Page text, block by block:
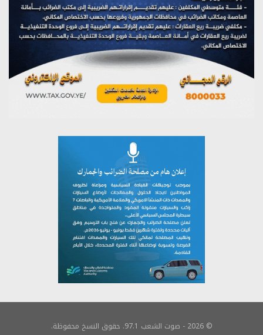
مؤتمر صحفي لمركز عين الإنسانية حول جرائم تحالف العدوان
على اليمن
يوليو 27, 2026
© 2026 - صوت الشعب 97.1. حقوق النسخ محفوظة.